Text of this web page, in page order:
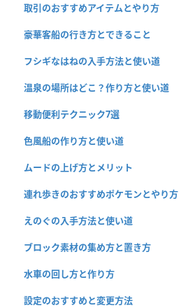
取引のおすすめアイテムとやり方
豪華客船の行き方とできること
フシギなはねの入手方法と使い道
温泉の場所はどこ？作り方と使い道
移動便利テクニック7選
色風船の作り方と使い道
ムードの上げ方とメリット
連れ歩きのおすすめポケモンとやり方
えのぐの入手方法と使い道
ブロック素材の集め方と置き方
水車の回し方と作り方
設定のおすすめと変更方法